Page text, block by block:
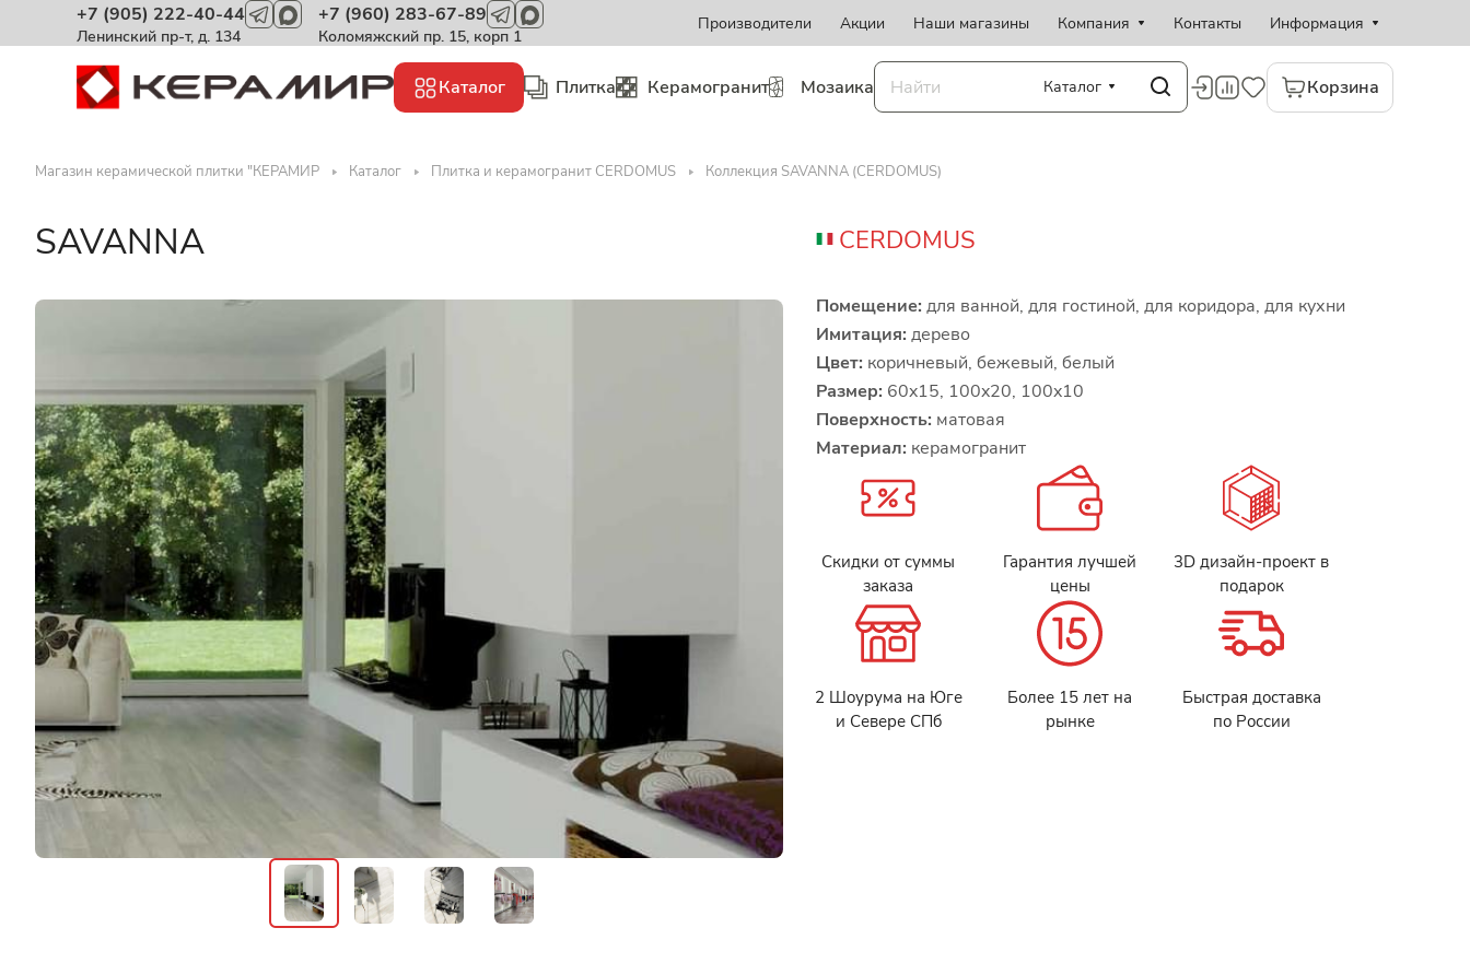
+7 (905) 222-40-44
Ленинский пр-т, д. 134
+7 (960) 283-67-89
Коломяжский пр. 15, корп 1
Производители Акции Наши магазины Компания Контакты Информация
Каталог Плитка Керамогранит Мозаика Каталог Корзина
Магазин керамической плитки "КЕРАМИР Каталог Плитка и керамогранит CERDOMUS Коллекция SAVANNA (CERDOMUS)
SAVANNA CERDOMUS
Помещение: для ванной, для гостиной, для коридора, для кухни
Имитация: дерево
Цвет: коричневый, бежевый, белый
Размер: 60x15, 100x20, 100x10
Поверхность: матовая
Материал: керамогранит
Скидки от суммы
заказа
Гарантия лучшей
цены
3D дизайн-проект в
подарок
2 Шоурума на Юге
и Севере СПб
Более 15 лет на
рынке
Быстрая доставка
по России